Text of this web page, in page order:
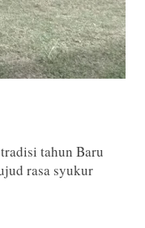
tahun Baru
rasa syukur